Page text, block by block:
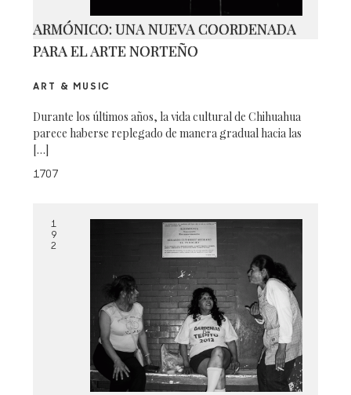
ARMÓNICO: UNA NUEVA COORDENADA
PARA EL ARTE NORTEÑO
ART & MUSIC
Durante los últimos años, la vida cultural de Chihuahua
parece haberse replegado de manera gradual hacia las
[…]
1707
1
9
2